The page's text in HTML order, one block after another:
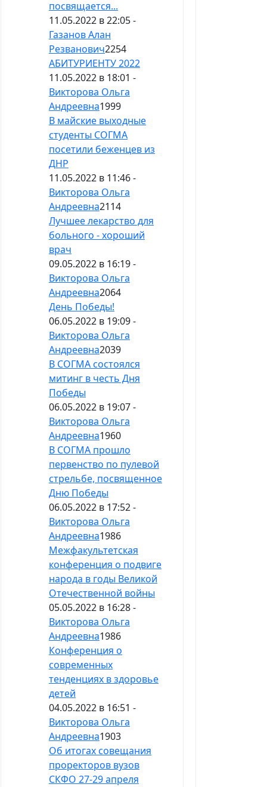
посвящается...
11.05.2022 в 22:05 -
Газанов Алан
Резванович2254
АБИТУРИЕНТУ 2022
11.05.2022 в 18:01 -
Викторова Ольга
Андреевна1999
В майские выходные
студенты СОГМА
посетили беженцев из
ДНР
11.05.2022 в 11:46 -
Викторова Ольга
Андреевна2114
Лучшее лекарство для
больного - хороший
врач
09.05.2022 в 16:19 -
Викторова Ольга
Андреевна2064
День Победы!
06.05.2022 в 19:09 -
Викторова Ольга
Андреевна2039
В СОГМА состоялся
митинг в честь Дня
Победы
06.05.2022 в 19:07 -
Викторова Ольга
Андреевна1960
В СОГМА прошло
первенство по пулевой
стрельбе, посвященное
Дню Победы
06.05.2022 в 17:52 -
Викторова Ольга
Андреевна1986
Межфакультетская
конференция о подвиге
народа в годы Великой
Отечественной войны
05.05.2022 в 16:28 -
Викторова Ольга
Андреевна1986
Конференция о
современных
тенденциях в здоровье
детей
04.05.2022 в 16:51 -
Викторова Ольга
Андреевна1903
Об итогах совещания
проректоров вузов
СКФО 27-29 апреля